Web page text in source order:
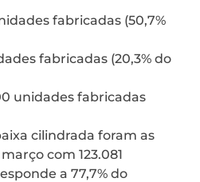
fabricadas (50,7%
fabricadas (20,3% do
unidades fabricadas
cilindrada foram as
com 123.081
a 77,7% do